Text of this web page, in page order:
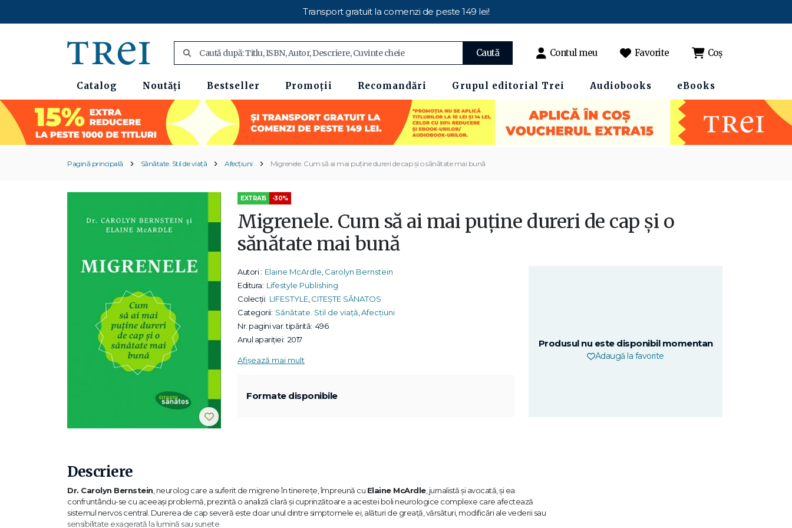
Transport gratuit la comenzi de peste 149 lei!
Caută Contul meu Favorite Coș
Catalog Noutăți Bestseller Promoții Recomandări Grupul editorial Trei Audiobooks eBooks
Pagină principală Sănătate. Stil de viață Afecțiuni Migrenele. Cum să ai mai puține dureri de cap și o sănătate mai bună
EXTRA15 -30%
Migrenele. Cum să ai mai puține dureri de cap și o
sănătate mai bună
Autori : Elaine McArdle Carolyn Bernstein
Editura: Lifestyle Publishing
Colecții: LIFESTYLE, CITEȘTE SĂNATOS
Categorii: Sănătate. Stil de viață Afecțiuni
Nr. pagini var. tipărită: 496
Anul apariției: 2017
Afișează mai mult
Formate disponibile
Produsul nu este disponibil momentan
Adaugă la favorite
Descriere
Dr. Carolyn Bernstein, neurolog care a suferit de migrene în tinerețe, împreună cu Elaine McArdle, jurnalistă și avocată, și ea
confruntându-se cu aceeași problemă, prezintă o analiză clară și cuprinzătoare a acestei boli neurologice complexe care afectează
sistemul nervos central. Durerea de cap severă este doar unul dintre simptomele ei, alături de greață, vărsături, modificări ale vederii sau
sensibilitate exagerată la lumină sau sunete.